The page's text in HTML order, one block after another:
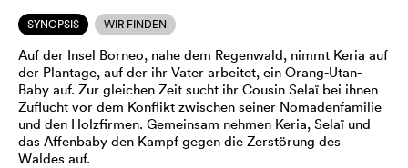
SYNOPSIS WIR FINDEN
Auf der Insel Borneo, nahe dem Regenwald, nimmt Keria auf
der Plantage, auf der ihr Vater arbeitet, ein Orang-Utan-
Baby auf. Zur gleichen Zeit sucht ihr Cousin Selaï bei ihnen
Zuflucht vor dem Konflikt zwischen seiner Nomadenfamilie
und den Holzfirmen. Gemeinsam nehmen Keria, Selaï und
das Affenbaby den Kampf gegen die Zerstörung des
Waldes auf.